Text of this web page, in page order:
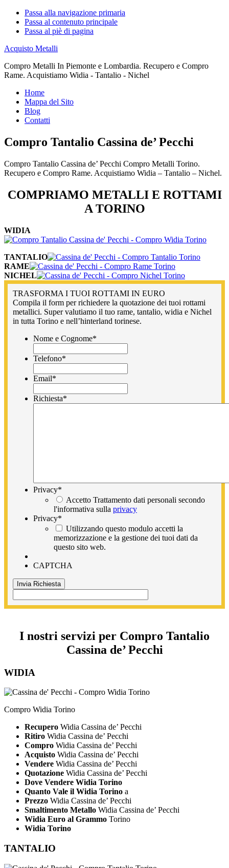
Passa alla navigazione primaria
Passa al contenuto principale
Passa al piè di pagina
Acquisto Metalli
Compro Metalli In Piemonte e Lombardia. Recupero e Compro
Rame. Acquistiamo Widia - Tantalio - Nichel
Home
Mappa del Sito
Blog
Contatti
Compro Tantalio Cassina de’ Pecchi
Compro Tantalio Cassina de’ Pecchi Compro Metalli Torino.
Recupero e Compro Rame. Acquistiamo Widia – Tantalio – Nichel.
COMPRIAMO METALLI E ROTTAMI
A TORINO
WIDIA
TANTALIO
RAME
NICHEL
TRASFORMA I TUOI ROTTAMI IN EURO
Compila il form per richiedere la quotazione dei tuoi rottami
metallici. Super valutiamo il tuo rame, tantalio, widia e Nichel
in tutta Torino e nell’hinterland torinese.
Nome e Cognome*
Telefono*
Email*
Richiesta*
Privacy*
Accetto Trattamento dati personali secondo
l'informativa sulla privacy
Privacy*
Utilizzando questo modulo accetti la
memorizzazione e la gestione dei tuoi dati da
questo sito web.
CAPTCHA
I nostri servizi per Compro Tantalio
Cassina de’ Pecchi
WIDIA
Compro Widia Torino
Recupero Widia Cassina de’ Pecchi
Ritiro Widia Cassina de’ Pecchi
Compro Widia Cassina de’ Pecchi
Acquisto Widia Cassina de’ Pecchi
Vendere Widia Cassina de’ Pecchi
Quotazione Widia Cassina de’ Pecchi
Dove Vendere Widia Torino
Quanto Vale il Widia Torino a
Prezzo Widia Cassina de’ Pecchi
Smaltimento Metallo Widia Cassina de’ Pecchi
Widia Euro al Grammo Torino
Widia Torino
TANTALIO